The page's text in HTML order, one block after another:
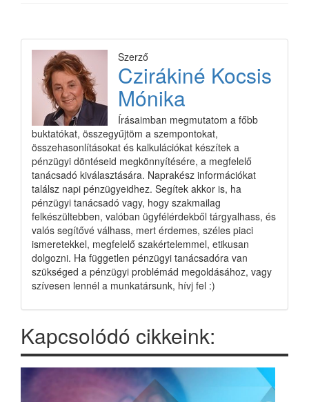
Szerző
Czirákiné Kocsis
Mónika
Írásaimban megmutatom a főbb
buktatókat, összegyűjtöm a szempontokat,
összehasonlításokat és kalkulációkat készítek a
pénzügyi döntéseid megkönnyítésére, a megfelelő
tanácsadó kiválasztására. Naprakész információkat
találsz napi pénzügyeidhez. Segítek akkor is, ha
pénzügyi tanácsadó vagy, hogy szakmailag
felkészültebben, valóban ügyfélérdekből tárgyalhass, és
valós segítővé válhass, mert érdemes, széles piaci
ismeretekkel, megfelelő szakértelemmel, etikusan
dolgozni. Ha független pénzügyi tanácsadóra van
szükséged a pénzügyi problémád megoldásához, vagy
szívesen lennél a munkatársunk, hívj fel :)
Kapcsolódó cikkeink: